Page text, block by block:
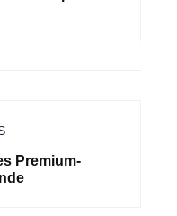
Premium-